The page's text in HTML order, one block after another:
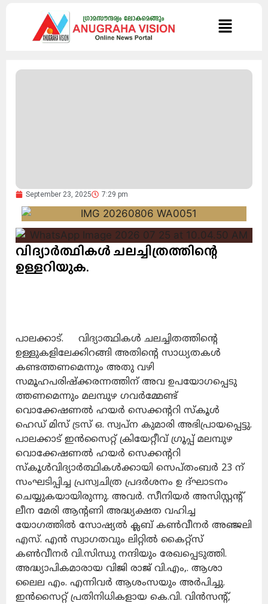
September 23, 2025 7:29 pm
വിദ്യാർത്ഥികൾ ചലച്ചിത്രത്തിന്റെ
ഉള്ളറിയുക.
പാലക്കാട്. വിദ്യാത്ഥികൾ ചലച്ചിതത്തിന്റെ
ഉള്ളുകളിലേക്കിറങ്ങി അതിന്റെ സാധ്യതകൾ
കണ്ടത്തണമെന്നും അതു വഴി
സമൂഹപരിഷ്ക്കരന്നത്തിന് അവ ഉപയോഗപ്പെടു
ത്തണമെന്നും മലമ്പുഴ ഗവർമ്മേണ്ട്
വൊക്കേഷണൽ ഹയർ സെക്കന്ററി സ്കൂൾ
ഹെഡ് മിസ് ട്രസ് ഒ. സ്വപ്ന കുമാരി അഭിപ്രായപ്പെട്ടു.
പാലക്കാട് ഇൻസൈറ്റ് ക്രിയേറ്റീവ് ഗ്രൂപ്പ് മലമ്പുഴ
വൊക്കേഷണൽ ഹയർ സെക്കന്ററി
സ്കൂൾവിദ്യാർത്ഥികൾക്കായി സെപ്തംബർ 23 ന്
സംഘടിപ്പിച്ച പ്രസ്വചിത്ര പ്രദർശനം ഉ ദ്ഘാടനം
ചെയ്യുകയായിരുന്നു. അവർ. സീനിയർ അസിസ്റ്റന്റ്
ലീന മേരി ആന്റണി അദ്ധ്യക്ഷത വഹിച്ച
യോഗത്തിൽ സോഷ്യൽ ക്ലബ് കൺവീനർ അഞ്ജലി
എസ്. എൻ സ്വാഗതവും ലിറ്റിൽ കൈറ്റ്സ്
കൺവീനർ വി.സിന്ധു നന്ദിയും രേഖപ്പെടുത്തി.
അദ്ധ്യാപികമാരായ വിജി രാജ് വി.എം,. ആശാ
ലൈല എം. എന്നിവർ ആശംസയും അർപിച്ചു.
ഇൻസൈറ്റ് പ്രതിനിധികളായ കെ.വി. വിൻസന്റ്,